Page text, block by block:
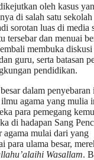
oleh kasus
di salah satu
sorotan luas di media
tersebar dan menuai
membuka diskusi
guru, serta batasan
pendidikan.
dalam
agama yang mulia
para pemegang
di hadapan Sang
agama mulai dari yang
para ulama besar,
Wasallam.